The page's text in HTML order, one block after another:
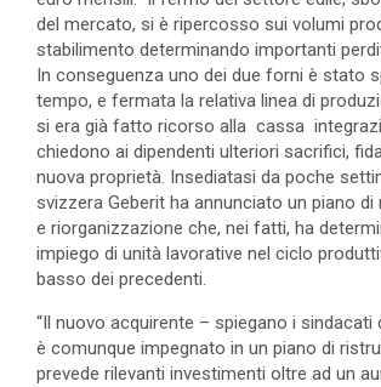
del mercato, si è ripercosso sui volumi
stabilimento determinando importanti
In conseguenza uno dei due forni è stato
tempo, e fermata la relativa linea di
si era già fatto ricorso alla cassa
chiedono ai dipendenti ulteriori sacrifici,
nuova proprietà. Insediatasi da poche
svizzera Geberit ha annunciato un piano
e riorganizzazione che, nei fatti, ha
impiego di unità lavorative nel ciclo
basso dei precedenti.
“Il nuovo acquirente – spiegano i sindacati
è comunque impegnato in un piano di
prevede rilevanti investimenti oltre ad un